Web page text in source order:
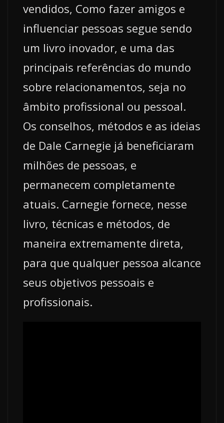
vendidos, Como fazer amigos e
influenciar pessoas segue sendo
um livro inovador, e uma das
principais referências do mundo
sobre relacionamentos, seja no
âmbito profissional ou pessoal.
Os conselhos, métodos e as ideias
de Dale Carnegie já beneficiaram
milhões de pessoas, e
permanecem completamente
atuais. Carnegie fornece, nesse
livro, técnicas e métodos, de
maneira extremamente direta,
para que qualquer pessoa alcance
seus objetivos pessoais e
profissionais.